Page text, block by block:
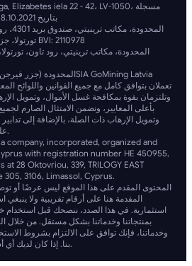
بتاريخ 08.10.2021، رقم التسجيل: 40203351911
تورتولا، جزر فيرجن البريطانية، رقم شركة BVI: 2110978
وتلتزمان بقوة بمكافحة غسل الأموال، وتمويل
بأعلى المعايير، ونضمن الامتثال الصارم
وتمويل الإرهاب ذات الصلة، بالإضافة إلى
على سلامة وأمن عملياتنا وخدماتنا.
company, incorporated, organized and
with registration number HE 450955,
28 Oktovriou, 339, TRILOGY EAST
305, 3106, Limassol, Cyprus.
المحتوى المقدم على هذا الموقع ليس عرضًا أو
المقدمة هنا على أرقام تقريبية ولا
استثمارية. في هذا الصدد، ننصحك قبل استخدام
بمنتجاتنا وخدماتنا بشكل مستقل. من خلال
وخدماتنا، فإنك توافق على الالتزام بشروط
بنا. إذا كان لديك أي أسئلة، فلا تتردد في التواصل معنا.